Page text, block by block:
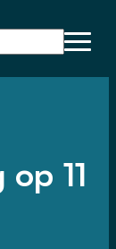
11